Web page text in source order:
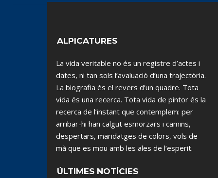
ALPICATURES
La vida veritable no és un registre d’actes i
dates, ni tan sols l’avaluació d’una trajectòria.
La biografia és el revers d’un quadre. Tota
vida és una recerca. Tota vida de pintor és la
recerca de l’instant que contemplem: per
arribar-hi han calgut esmorzars i camins,
despertars, maridatges de colors, vols de
mà que es mou amb les ales de l’esperit.
ÚLTIMES NOTÍCIES